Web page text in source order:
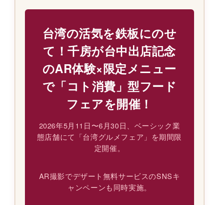
台湾の活気を鉄板にのせ
て！千房が台中出店記念
のAR体験×限定メニュー
で「コト消費」型フード
フェアを開催！
2026年5月11日〜6月30日、ベーシック業
態店舗にて「台湾グルメフェア」を期間限
定開催。
AR撮影でデザート無料サービスのSNSキ
ャンペーンも同時実施。